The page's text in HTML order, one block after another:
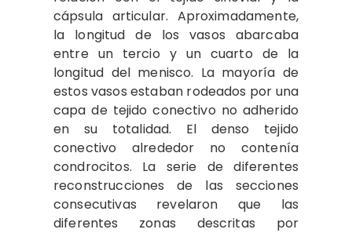
cápsula articular. Aproximadamente,
la longitud de los vasos abarcaba
entre un tercio y un cuarto de la
longitud del menisco. La mayoría de
estos vasos estaban rodeados por una
capa de tejido ­conectivo no ­adherido
en su totalidad. El denso tejido
conectivo alrededor no contenía
condrocitos. La serie de diferentes
reconstrucciones de las secciones
consecutivas revelaron que las
diferentes zonas descritas por